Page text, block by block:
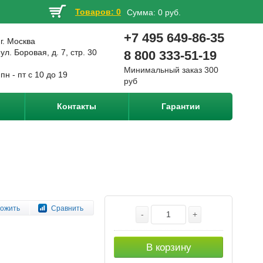
Товаров: 0 Сумма: 0 руб.
г. Москва
ул. Боровая, д. 7, стр. 30
пн - пт с 10 до 19
+7 495 649-86-35
8 800 333-51-19
Минимальный заказ 300
руб
Контакты Гарантии
Сравнить
- +
В корзину